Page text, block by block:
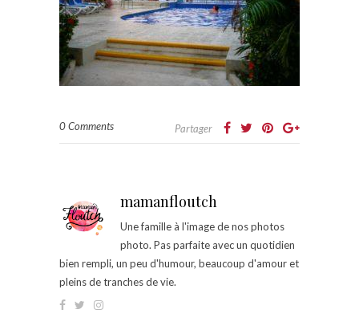
0 Comments Partager
mamanfloutch
Une famille à l'image de nos photos
photo. Pas parfaite avec un quotidien
bien rempli, un peu d'humour, beaucoup d'amour et
pleins de tranches de vie.